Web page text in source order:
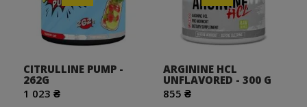
CITRULLINE PUMP -
262G
1 023 ₴
ARGININE HCL
UNFLAVORED - 300 G
855 ₴